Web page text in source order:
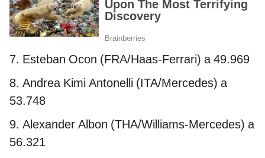
7. Esteban Ocon (FRA/Haas-Ferrari) a 49.969
8. Andrea Kimi Antonelli (ITA/Mercedes) a
53.748
9. Alexander Albon (THA/Williams-Mercedes) a
56.321